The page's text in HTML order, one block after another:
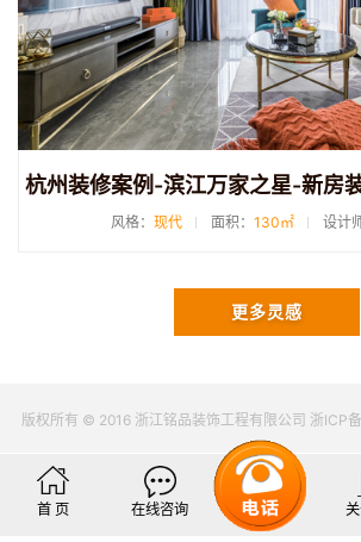
风格： 现代 面积： 130㎡ 设计
更多灵感
版权所有 © 2016 浙江铭品装饰工程有限公司 浙ICP
首 页 在线咨询